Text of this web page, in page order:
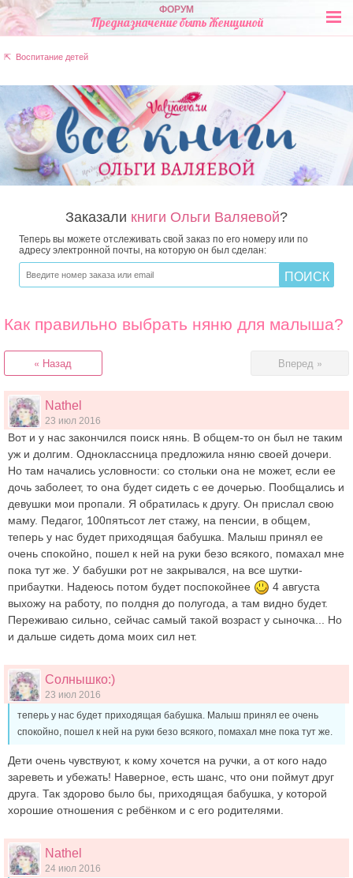
ФОРУМ
Предназначение быть Женщиной
⇱ Воспитание детей
Заказали книги Ольги Валяевой?
Теперь вы можете отслеживать свой заказ по его номеру или по
адресу электронной почты, на которую он был сделан:
Как правильно выбрать няню для малыша?
« Назад Вперед »
Nathel
23 июл 2016
Вот и у нас закончился поиск нянь. В общем-то он был не таким
уж и долгим. Одноклассница предложила няню своей дочери.
Но там начались условности: со стольки она не может, если ее
дочь заболеет, то она будет сидеть с ее дочерью. Пообщались и
девушки мои пропали. Я обратилась к другу. Он прислал свою
маму. Педагог, 100пятьсот лет стажу, на пенсии, в общем,
теперь у нас будет приходящая бабушка. Малыш принял ее
очень спокойно, пошел к ней на руки безо всякого, помахал мне
пока тут же. У бабушки рот не закрывался, на все шутки-
прибаутки. Надеюсь потом будет поспокойнее
4 августа
выхожу на работу, по полдня до полугода, а там видно будет.
Переживаю сильно, сейчас самый такой возраст у сыночка... Но
и дальше сидеть дома моих сил нет.
Солнышко:)
23 июл 2016
теперь у нас будет приходящая бабушка. Малыш принял ее очень
спокойно, пошел к ней на руки безо всякого, помахал мне пока тут же.
Дети очень чувствуют, к кому хочется на ручки, а от кого надо
зареветь и убежать! Наверное, есть шанс, что они поймут друг
друга. Так здорово было бы, приходящая бабушка, у которой
хорошие отношения с ребёнком и с его родителями.
Nathel
24 июл 2016